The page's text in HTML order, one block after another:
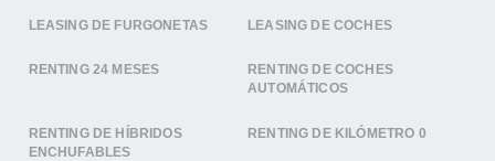
LEASING DE FURGONETAS LEASING DE COCHES
RENTING 24 MESES
RENTING DE COCHES
AUTOMÁTICOS
RENTING DE HÍBRIDOS
ENCHUFABLES
RENTING DE KILÓMETRO 0